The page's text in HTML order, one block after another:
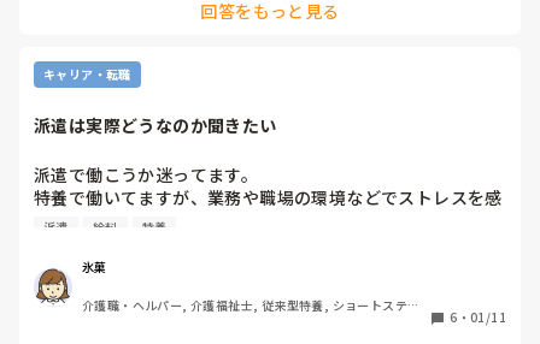
また、これはあまりにも現実離れですが、福祉系上位学位の福
本部の企画職など、現場＋マネジメント＋理論を生かす道が開
きます。 組織運営・マネジメント系 介護・福祉の管理職は、
う。重宝されます。また、高齢者の身体疾患や認知症、リハビ
り強みでしょうね…その専門学科に進まないといけませんが、
年数も気にしなくてよいなら、と思います。私は、もう今以上
には出来ない…そんな感じです。次を気にされる、それだけで
も素晴らしいですね…
回答をもっと見る
キャリア・転職
派遣は実際どうなのか聞きたい
派遣で働こうか迷ってます。
特養で働いてますが、業務や職場の環境などでストレスを感
じ、心身ともに不調気味…
2、3年派遣で働いて、色々な施設を見て
自分に合う場所を探してみるのもありなのかなと思ってま
す。
派遣 給料 特養
氷菓
介護職・ヘルパー, 介護福祉士, 従来型特養, ショートステイ,
6 ・ 01/11